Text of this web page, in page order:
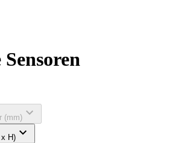
(mm) expand_more
H) expand_more